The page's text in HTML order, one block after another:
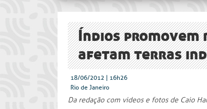
Índios promovem
afetam terras
18/06/2012 | 16h26
Rio de Janeiro
Da redação com videos e fotos de Caio